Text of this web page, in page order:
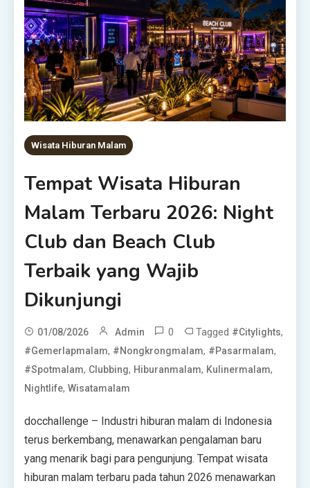
Wisata Hiburan Malam
Tempat Wisata Hiburan
Malam Terbaru 2026: Night
Club dan Beach Club
Terbaik yang Wajib
Dikunjungi
01/08/2026 Admin 0 Tagged #citylights,
#gemerlapmalam, #nongkrongmalam, #pasarmalam,
#spotmalam, Clubbing, Hiburanmalam, Kulinermalam,
Nightlife,Wisatamalam
docchallenge – Industri hiburan malam di Indonesia
terus berkembang, menawarkan pengalaman baru
yang menarik bagi para pengunjung. Tempat wisata
hiburan malam terbaru pada tahun 2026 menawarkan